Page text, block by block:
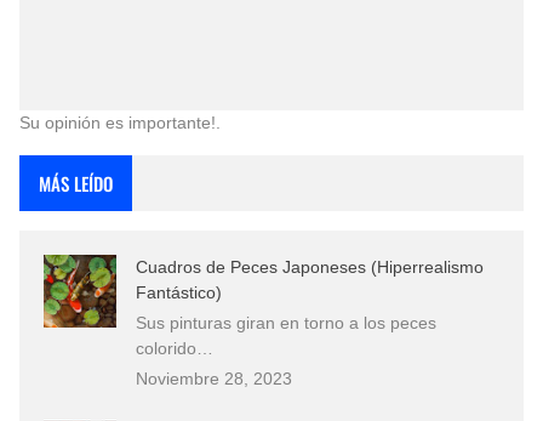
Su opinión es importante!.
MÁS LEÍDO
Cuadros de Peces Japoneses (Hiperrealismo
Fantástico)
Sus pinturas giran en torno a los peces
colorido…
Noviembre 28, 2023